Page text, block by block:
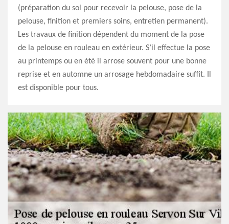
(préparation du sol pour recevoir la pelouse, pose de la
pelouse, finition et premiers soins, entretien permanent).
Les travaux de finition dépendent du moment de la pose
de la pelouse en rouleau en extérieur. S’il effectue la pose
au printemps ou en été il arrose souvent pour une bonne
reprise et en automne un arrosage hebdomadaire suffit. Il
est disponible pour tous.